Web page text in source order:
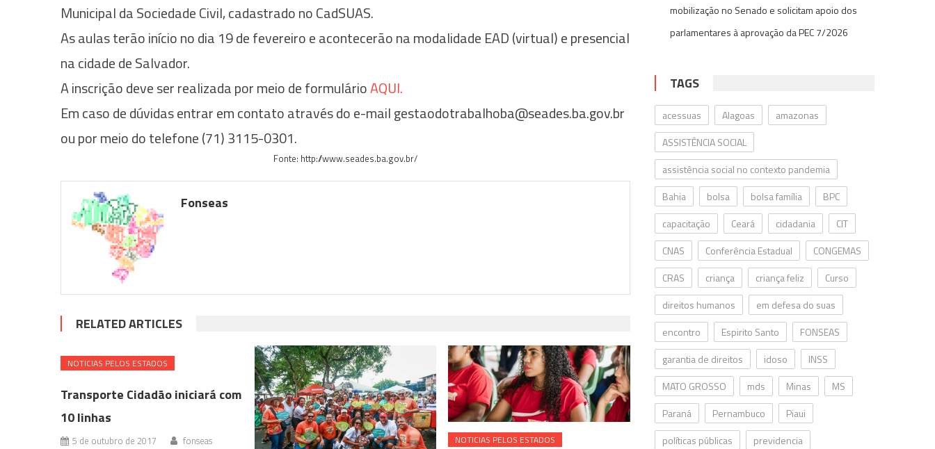
Municipal da Sociedade Civil, cadastrado no CadSUAS.
As aulas terão início no dia 19 de fevereiro e acontecerão na modalidade EAD (virtual) e presencial
na cidade de Salvador.
A inscrição deve ser realizada por meio de formulárioAQUI.
Em caso de dúvidas entrar em contato através do e-mail gestaodotrabalhoba@seades.ba.gov.br
ou por meio do telefone (71) 3115-0301.
Fonte: http://www.seades.ba.gov.br/
Fonseas
RELATED ARTICLES
NOTICIAS PELOS ESTADOS
Transporte Cidadão iniciará com
10 linhas
5 de outubro de 2017 fonseas NOTICIAS PELOS ESTADOS
mobilização no Senado e solicitam apoio dos
parlamentares à aprovação da PEC 7/2026
TAGS
acessuas Alagoas
amazonas
ASSISTÊNCIA SOCIAL
assistência social no contexto pandemia
Bahia
bolsa bolsa família
BPC
capacitação
Ceará cidadania
CIT
CNAS
Conferência Estadual
CONGEMAS
CRAS
criança criança feliz
Curso
direitos humanos
em defesa do suas
encontro
Espirito Santo
FONSEAS
garantia de direitos
idoso
INSS
MATO GROSSO
mds Minas
MS
Paraná
Pernambuco
Piaui
políticas públicas
previdencia